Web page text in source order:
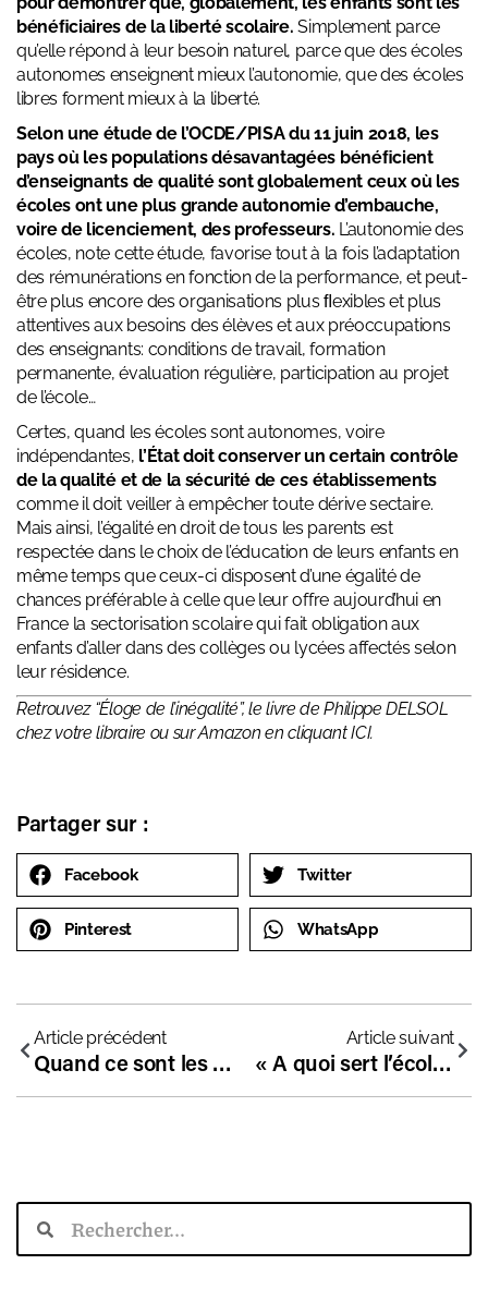
bénéﬁciaires de la liberté scolaire. Simplement parce
qu’elle répond à leur besoin naturel, parce que des écoles
autonomes enseignent mieux l’autonomie, que des écoles
libres forment mieux à la liberté.
Selon une étude de l’OCDE/PISA du 11 juin 2018, les
pays où les populations désavantagées bénéﬁcient
d’enseignants de qualité sont globalement ceux où les
écoles ont une plus grande autonomie d’embauche,
voire de licenciement, des professeurs. L’autonomie des
écoles, note cette étude, favorise tout à la fois l’adaptation
des rémunérations en fonction de la performance, et peut-
être plus encore des organisations plus ﬂexibles et plus
attentives aux besoins des élèves et aux préoccupations
des enseignants: conditions de travail, formation
permanente, évaluation régulière, participation au projet
de l’école…
Certes, quand les écoles sont autonomes, voire
indépendantes, l’État doit conserver un certain contrôle
de la qualité et de la sécurité de ces établissements
comme il doit veiller à empêcher toute dérive sectaire.
Mais ainsi, l’égalité en droit de tous les parents est
respectée dans le choix de l’éducation de leurs enfants en
même temps que ceux-ci disposent d’une égalité de
chances préférable à celle que leur offre aujourd’hui en
France la sectorisation scolaire qui fait obligation aux
enfants d’aller dans des collèges ou lycées affectés selon
leur résidence.
Retrouvez “Éloge de l’inégalité”, le livre de Philippe DELSOL
chez votre libraire ou sur Amazon en cliquantICI.
Partager sur :
Facebook Twitter
Pinterest WhatsApp
Article précédent
Quand ce sont les parents qui notent l’École… on frôle le zéro pointé :(
Article suivant
« A quoi sert l’école aujourd’hui ? »